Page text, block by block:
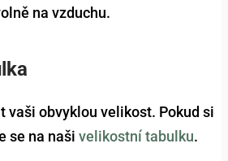
na vzduchu.
vaši obvyklou velikost. Pokud si
se na naši velikostní tabulku.